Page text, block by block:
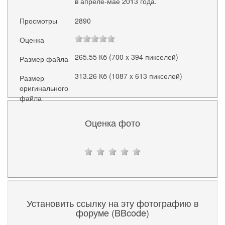
Просмотры
2890
Оценка
Размер файла
265.55 Кб (700 x 394 пикселей)
Размер
оригинального
файла
313.26 Кб (1087 x 613 пикселей)
Оценка фото
Установить ссылку на эту фотографию в
форуме (BBcode)